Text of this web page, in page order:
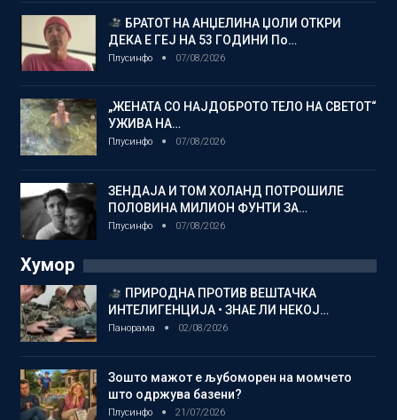
БРАТОТ НА АНЏЕЛИНА ЏОЛИ ОТКРИ
ДЕКА Е ГЕЈ НА 53 ГОДИНИ По…
Плусинфо 07/08/2026
„ЖЕНАТА СО НАЈДОБРОТО ТЕЛО НА СВЕТОТ“
УЖИВА НА…
Плусинфо 07/08/2026
ЗЕНДАЈА И ТОМ ХОЛАНД ПОТРОШИЛЕ
ПОЛОВИНА МИЛИОН ФУНТИ ЗА…
Плусинфо 07/08/2026
Хумор
ПРИРОДНА ПРОТИВ ВЕШТАЧКА
ИНТЕЛИГЕНЦИЈА • ЗНАЕ ЛИ НЕКОЈ…
Панорама 02/08/2026
Зошто мажот е љубоморен на момчето
што одржува базени?
Плусинфо 21/07/2026